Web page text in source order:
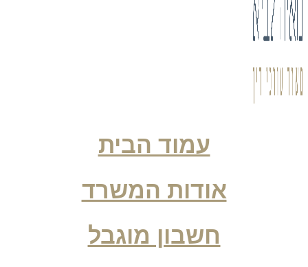
עמוד הבית
אודות המשרד
חשבון מוגבל